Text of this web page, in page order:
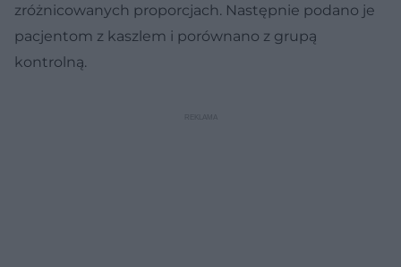
zróżnicowanych proporcjach. Następnie podano je
pacjentom z kaszlem i porównano z grupą
kontrolną.